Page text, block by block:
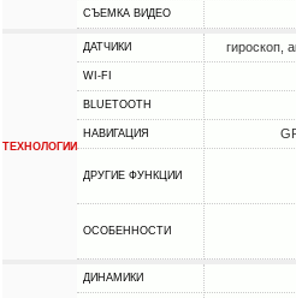
СЪЕМКА ВИДЕО
ТЕХНОЛОГИИ
ДАТЧИКИ гироскоп,
WI-FI
BLUETOOTH
НАВИГАЦИЯ
ДРУГИЕ ФУНКЦИИ
ОСОБЕННОСТИ
ДИНАМИКИ